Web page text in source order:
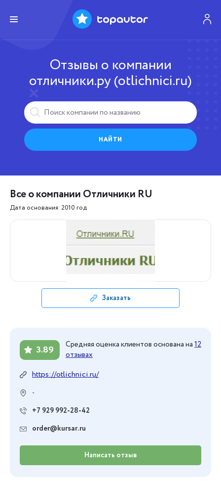
Отзывы о компании
отличники.ру (otlichnici.ru)
НАЙТИ
Все о компании Отличники RU
Дата основания: 2010 год
Заказать
3.89 Средняя оценка клиентов основана на12
отзывах
https://otlichnici.ru/
-
+7 929 992-28-42
order@kursar.ru
Написать отзыв